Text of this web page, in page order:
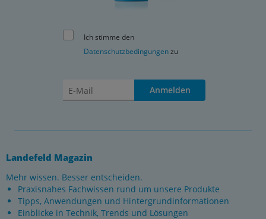
Ich stimme den
Datenschutzbedingungenzu
Anmelden
Landefeld Magazin
Mehr wissen. Besser entscheiden.
Praxisnahes Fachwissen rund um unsere Produkte
Tipps, Anwendungen und Hintergrundinformationen
Einblicke in Technik, Trends und Lösungen